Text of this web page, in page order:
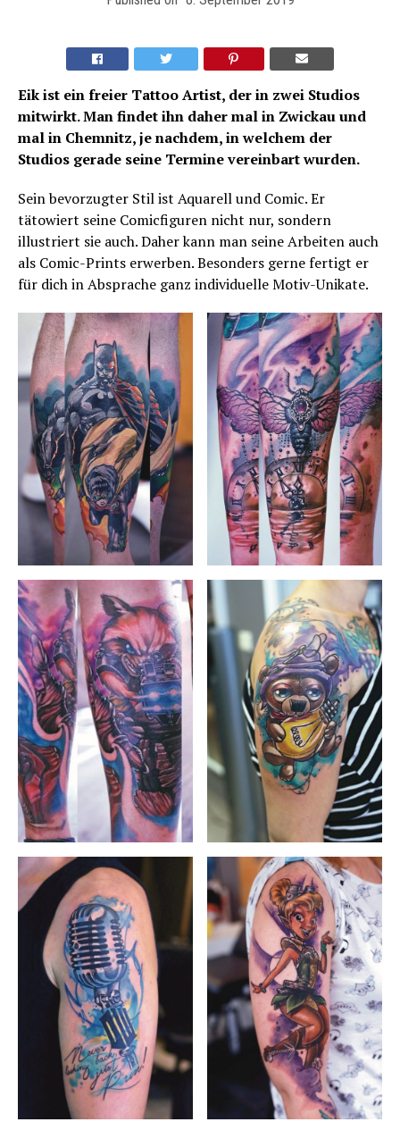
Eik ist ein freier Tattoo Artist, der in zwei Studios
mitwirkt. Man findet ihn daher mal in Zwickau und
mal in Chemnitz, je nachdem, in welchem der
Studios gerade seine Termine vereinbart wurden.
Sein bevorzugter Stil ist Aquarell und Comic. Er
tätowiert seine Comicfiguren nicht nur, sondern
illustriert sie auch. Daher kann man seine Arbeiten auch
als Comic-Prints erwerben. Besonders gerne fertigt er
für dich in Absprache ganz individuelle Motiv-Unikate.